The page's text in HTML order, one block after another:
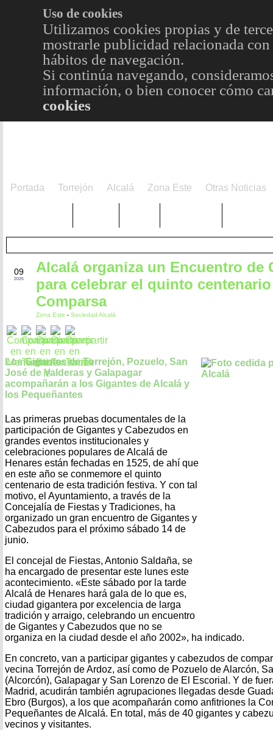
Uso de cookies
Utilizamos cookies propias y de
mostrarle publicidad relacionada
hábitos de navegación.
Si continúa navegando,
información, o bien conocer cómo
cookies
Portada Torrejón Alcalá Zona Este Otras Noticias
09
2025
Alcalá organiza un Encuentro de
para celebrar el quinto
Comparsa
Zona Este - Sociedad Alcalá
Los Gigantes de Torrejón, Pozuelo, San
José de Valderas y Galapagar
acompañarán a los Gigantes de Alcalá y
los Pequeñantes
Las primeras pruebas documentales de la
participación de Gigantes y Cabezudos en
grandes eventos institucionales y
celebraciones populares de Alcalá de
Henares están fechadas en 1525, de ahí que
en este año se conmemore el quinto
centenario de esta tradición festiva. Y con tal
motivo, el Ayuntamiento, a través de la
Concejalía de Fiestas y Tradiciones, ha
organizado un gran encuentro de Gigantes y
Cabezudos para el próximo sábado 14 de
junio.
El concejal de Fiestas, Antonio Saldaña, se
ha encargado de presentar este lunes este
acontecimiento. «Este sábado por la tarde
Alcalá de Henares hará gala de lo que es,
ciudad gigantera por excelencia de larga
tradición y arraigo, celebrando un encuentro
de Gigantes y Cabezudos que no se
organiza en la ciudad desde el año 2002», ha indicado.
En concreto, van a participar gigantes y cabezudos de
vecina Torrejón de Ardoz, así como de Pozuelo de Alarcón,
(Alcorcón), Galapagar y San Lorenzo de El Escorial. Y de
Madrid, acudirán también agrupaciones llegadas desde
Ebro (Burgos), a los que acompañarán como anfitriones la
Pequeñantes de Alcalá. En total, más de 40 gigantes y
vecinos y visitantes.